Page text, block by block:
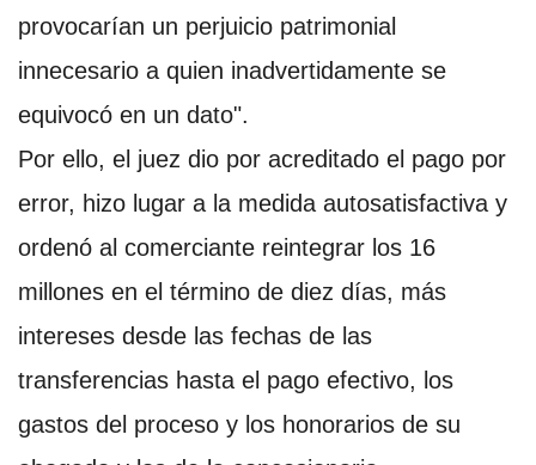
provocarían un perjuicio patrimonial
innecesario a quien inadvertidamente se
equivocó en un dato".
Por ello, el juez dio por acreditado el pago por
error, hizo lugar a la medida autosatisfactiva y
ordenó al comerciante reintegrar los 16
millones en el término de diez días, más
intereses desde las fechas de las
transferencias hasta el pago efectivo, los
gastos del proceso y los honorarios de su